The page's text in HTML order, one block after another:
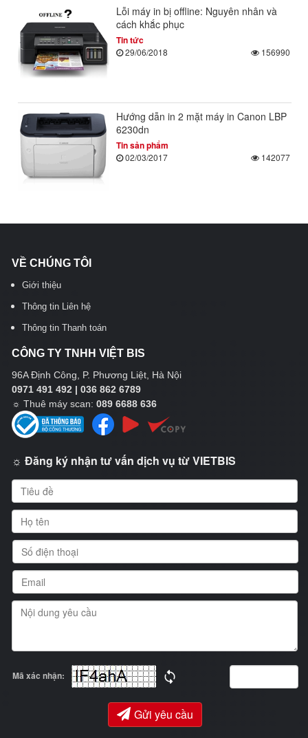
Lỗi máy in bị offline: Nguyên nhân và
cách khắc phục
Tin tức
29/06/2018 156990
Hướng dẫn in 2 mặt máy in Canon LBP
6230dn
Tin sản phẩm
02/03/2017 142077
VỀ CHÚNG TÔI
Giới thiệu
Thông tin Liên hệ
Thông tin Thanh toán
CÔNG TY TNHH VIỆT BIS
96A Định Công, P. Phương Liệt, Hà Nội
0971 491 492 | 036 862 6789
☼ Thuê máy scan: 089 6688 636
☼ Đăng ký nhận tư vấn dịch vụ từ VIETBIS
Mã xác nhận:
Gửi yêu cầu